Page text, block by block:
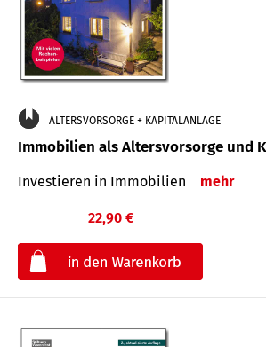
ALTERSVORSORGE + KAPITALANLAGE
Immobilien als Altersvorsorge und
Investieren in Immobilien mehr
22,90 €